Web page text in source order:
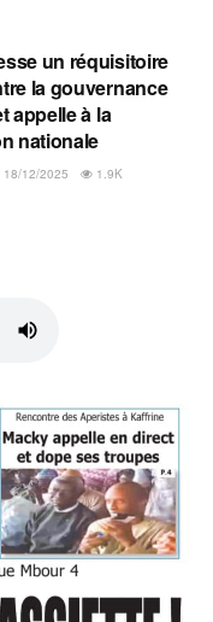
un réquisitoire
la gouvernance
appelle à la
nationale
18/12/2025 1.9K